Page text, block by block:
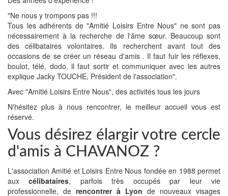
"Ne nous y trompons pas !!!
Tous les adhérents de "Amitié Loisirs Entre Nous" ne sont pas
nécessairement à la recherche de l'âme sœur. Beaucoup sont
des célibataires volontaires. Ils recherchent avant tout des
occasions de se créer un réseau d'amis . Il faut fuir les réflexes,
boulot, télé, dodo, il faut sortir et communiquer avec les autres
explique Jacky TOUCHE, Président de l'association".
Avec "Amitié Loisirs Entre Nous", des activités tous les jours
N'hésitez plus à nous rencontrer, le meilleur accueil vous est
réservé.
Vous désirez élargir votre cercle
d'amis à CHAVANOZ ?
L'association Amitié et Loisirs Entre Nous fondée en 1988 permet
auxcélibataires, parfois très occupés par leur vie
professionnelle, de rencontrer à Lyon de nouveaux visages